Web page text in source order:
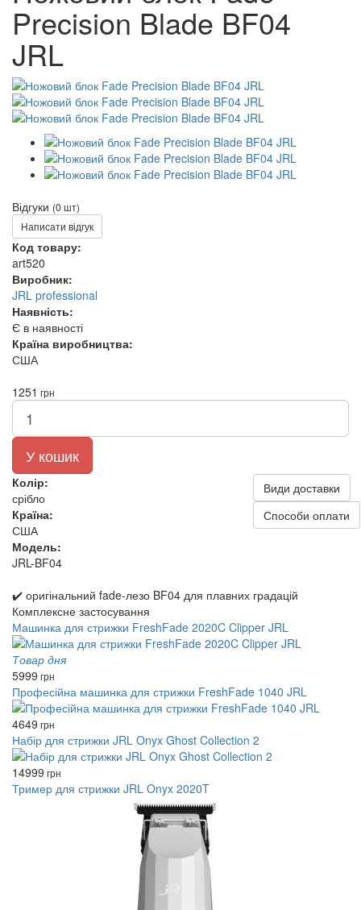
Precision Blade BF04
JRL
Відгуки (0 шт)
Написати відгук
Код товару:
art520
Виробник:
JRL professional
Наявність:
Є в наявності
Країна виробництва:
США
1251 грн
У кошик
Колір:
срібло
Країна:
США
Модель:
JRL-BF04
Види доставки
Способи оплати
✔️ оригінальний fade-лезо BF04 для плавних градацій
Комплексне застосування
Машинка для стрижки FreshFade 2020C Clipper JRL
Товар дня
5999 грн
Професійна машинка для стрижки FreshFade 1040 JRL
4649 грн
Набір для стрижки JRL Onyx Ghost Collection 2
14999 грн
Тример для стрижки JRL Onyx 2020T